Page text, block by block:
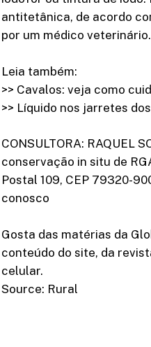
antitetânica, de acordo
por um médico veterinário.
Leia também:
>> Cavalos: veja como
>> Líquido nos jarretes
CONSULTORA: RAQUEL
conservação in situ de
Postal 109, CEP 79320-
conosco
Gosta das matérias da
conteúdo do site, da
celular.
Source: Rural